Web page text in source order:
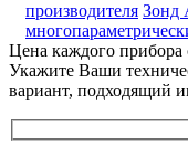
производителя Зонд
Цена каждого прибора
Укажите Ваши
вариант, подходящий